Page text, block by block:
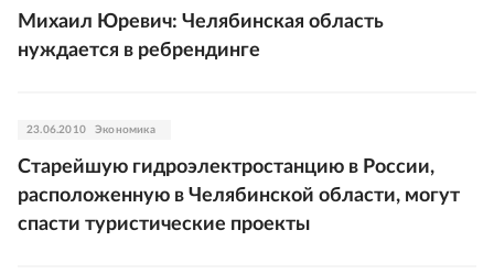
Михаил Юревич: Челябинская область
нуждается в ребрендинге
23.06.2010 Экономика
Старейшую гидроэлектростанцию в России,
расположенную в Челябинской области, могут
спасти туристические проекты